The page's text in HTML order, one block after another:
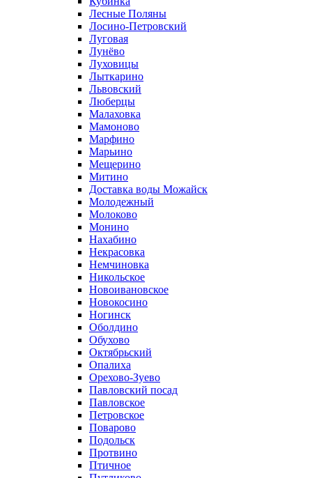
Лесные Поляны
Лосино-Петровский
Луговая
Лунёво
Луховицы
Лыткарино
Львовский
Люберцы
Малаховка
Мамоново
Марфино
Марьино
Мещерино
Митино
Доставка воды Можайск
Молодежный
Молоково
Монино
Нахабино
Некрасовка
Немчиновка
Никольское
Новоивановское
Новокосино
Ногинск
Оболдино
Обухово
Октябрьский
Опалиха
Орехово-Зуево
Павловский посад
Павловское
Петровское
Поварово
Подольск
Протвино
Птичное